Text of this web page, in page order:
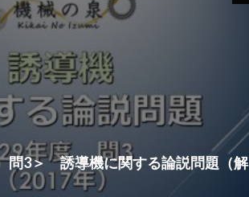
問3＞ 誘導機に関する論説問題（解